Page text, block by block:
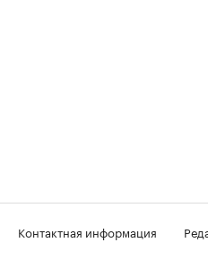
Контактная информация